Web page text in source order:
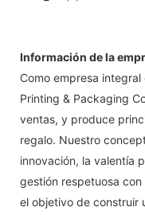
Información de la
Como empresa
Printing & Packaging
ventas, y produce
regalo. Nuestro
innovación, la valentía
gestión respetuosa
el objetivo de construir